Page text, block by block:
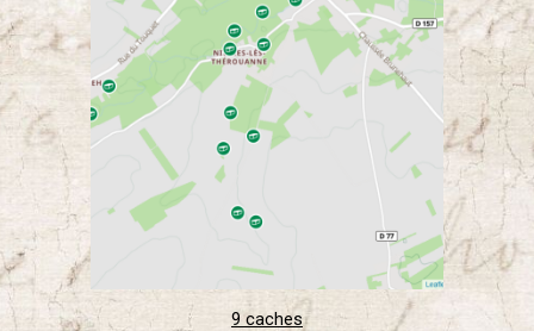
9 caches